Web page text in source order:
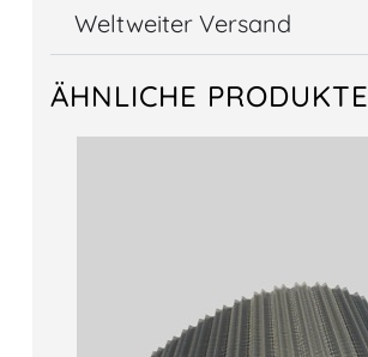
Weltweiter Versand
ÄHNLICHE PRODUKTE